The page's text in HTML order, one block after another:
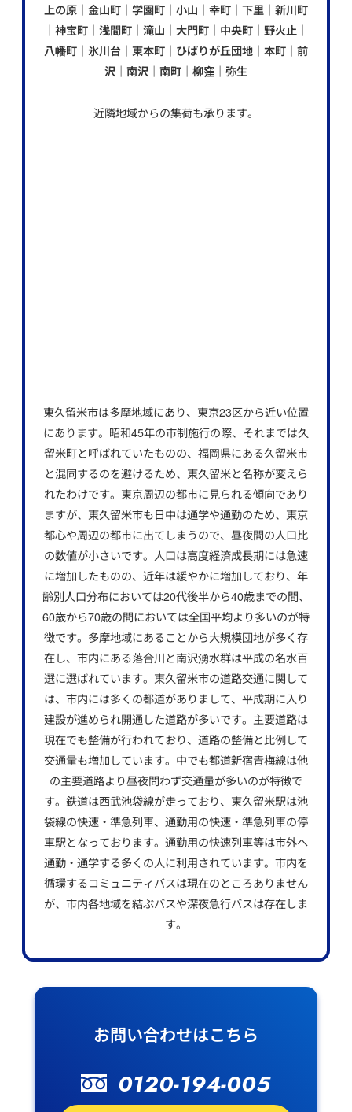
上の原｜金山町｜学園町｜小山｜幸町｜下里｜新川町
｜神宝町｜浅間町｜滝山｜大門町｜中央町｜野火止｜
八幡町｜氷川台｜東本町｜ひばりが丘団地｜本町｜前
沢｜南沢｜南町｜柳窪｜弥生
近隣地域からの集荷も承ります。
東久留米市は多摩地域にあり、東京23区から近い位置
にあります。昭和45年の市制施行の際、それまでは久
留米町と呼ばれていたものの、福岡県にある久留米市
と混同するのを避けるため、東久留米と名称が変えら
れたわけです。東京周辺の都市に見られる傾向であり
ますが、東久留米市も日中は通学や通勤のため、東京
都心や周辺の都市に出てしまうので、昼夜間の人口比
の数値が小さいです。人口は高度経済成長期には急速
に増加したものの、近年は緩やかに増加しており、年
齢別人口分布においては20代後半から40歳までの間、
60歳から70歳の間においては全国平均より多いのが特
徴です。多摩地域にあることから大規模団地が多く存
在し、市内にある落合川と南沢湧水群は平成の名水百
選に選ばれています。東久留米市の道路交通に関して
は、市内には多くの都道がありまして、平成期に入り
建設が進められ開通した道路が多いです。主要道路は
現在でも整備が行われており、道路の整備と比例して
交通量も増加しています。中でも都道新宿青梅線は他
の主要道路より昼夜問わず交通量が多いのが特徴で
す。鉄道は西武池袋線が走っており、東久留米駅は池
袋線の快速・準急列車、通勤用の快速・準急列車の停
車駅となっております。通勤用の快速列車等は市外へ
通勤・通学する多くの人に利用されています。市内を
循環するコミュニティバスは現在のところありません
が、市内各地域を結ぶバスや深夜急行バスは存在しま
す。
お問い合わせはこちら
0120-194-005